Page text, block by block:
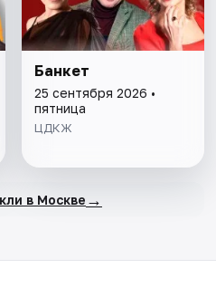
Банкет
25 сентября 2026 •
пятница
ЦДКЖ
в Москве →